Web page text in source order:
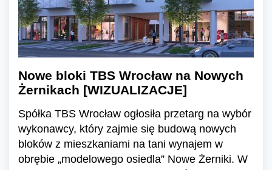
Nowe bloki TBS Wrocław na Nowych
Żernikach [WIZUALIZACJE]
Spółka TBS Wrocław ogłosiła przetarg na wybór
wykonawcy, który zajmie się budową nowych
bloków z mieszkaniami na tani wynajem w
obrębie „modelowego osiedla” Nowe Żerniki. W